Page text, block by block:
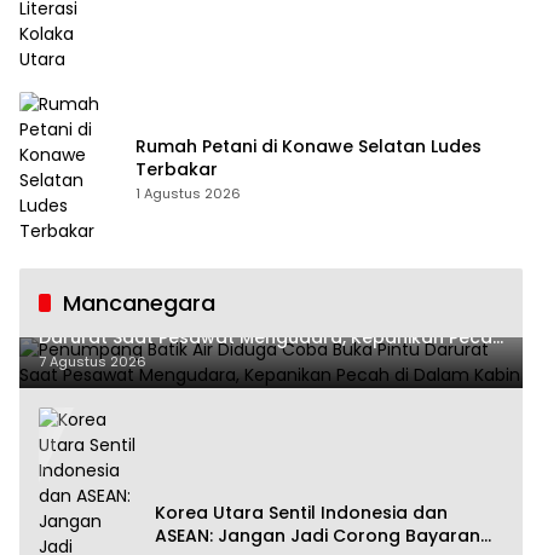
Rumah Petani di Konawe Selatan Ludes
Terbakar
1 Agustus 2026
Mancanegara
Penumpang Batik Air Diduga Coba Buka Pintu
Darurat Saat Pesawat Mengudara, Kepanikan Pecah
di Dalam Kabin
7 Agustus 2026
Korea Utara Sentil Indonesia dan
ASEAN: Jangan Jadi Corong Bayaran